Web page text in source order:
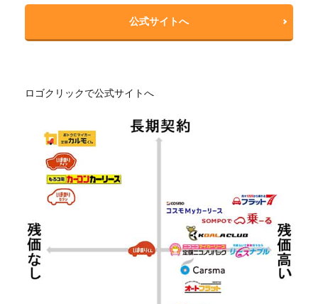
公式サイトへ
ロゴクリックで公式サイトへ